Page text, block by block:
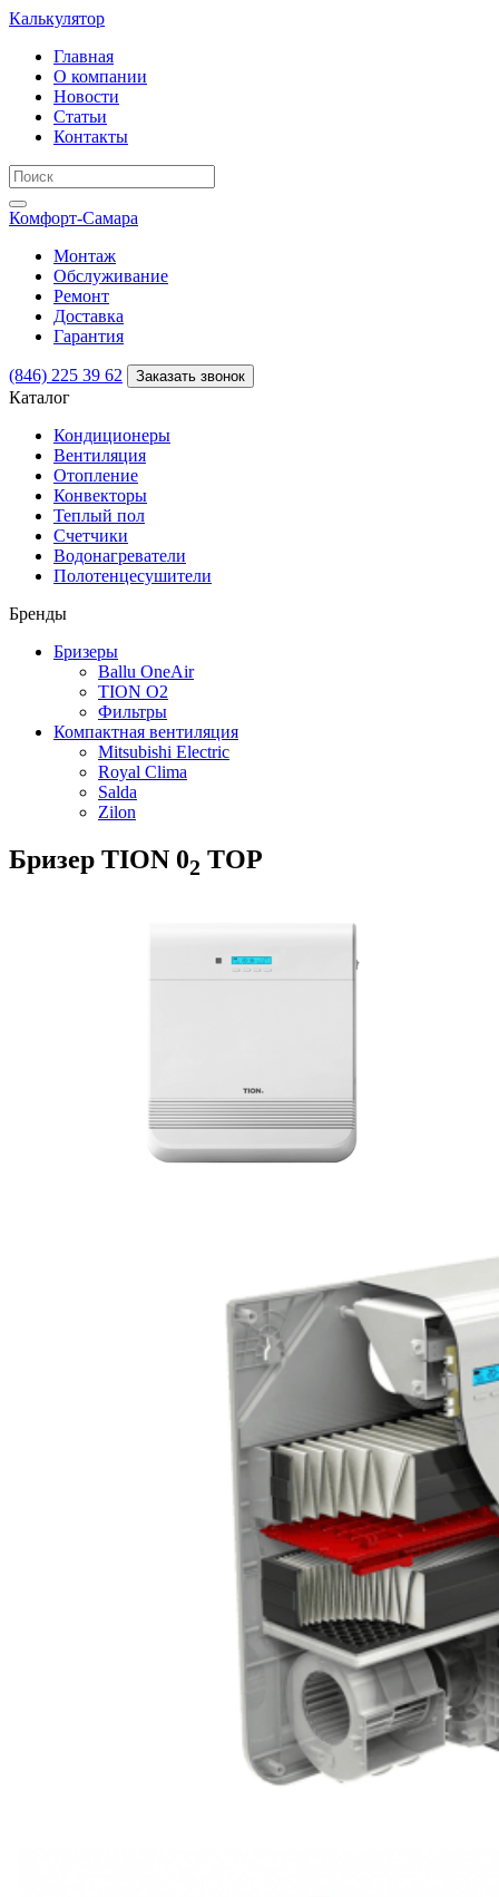
Калькулятор
Главная
О компании
Новости
Статьи
Контакты
Комфорт-Самара
Монтаж
Обслуживание
Ремонт
Доставка
Гарантия
(846) 225 39 62 Заказать звонок
Каталог
Кондиционеры
Вентиляция
Отопление
Конвекторы
Теплый пол
Счетчики
Водонагреватели
Полотенцесушители
Бренды
Бризеры
Ballu OneAir
TION O2
Фильтры
Компактная вентиляция
Mitsubishi Electric
Royal Clima
Salda
Zilon
Бризер TION 02 TOP